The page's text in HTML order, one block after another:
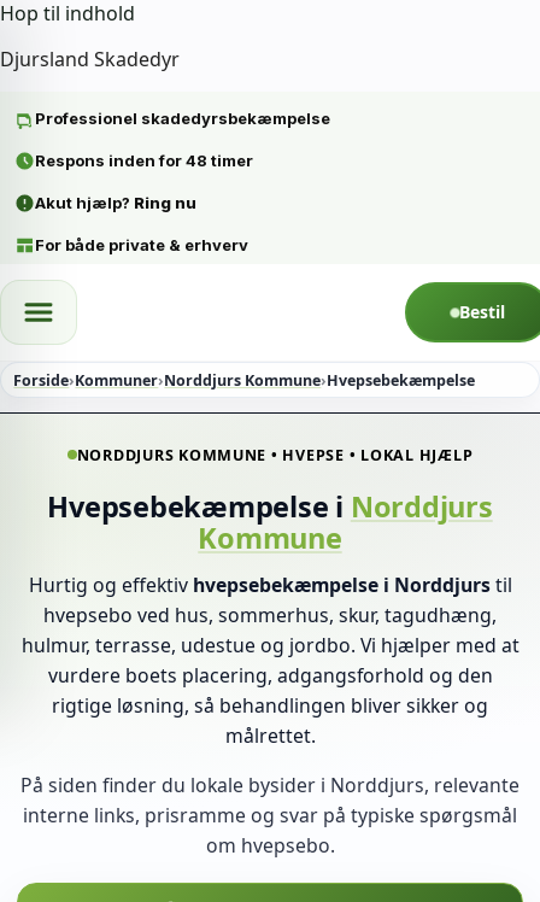
Hop til indhold
Djursland Skadedyr
Professionel skadedyrsbekæmpelse
Respons inden for 48 timer
Akut hjælp? Ring nu
For både private & erhverv
Spring til indhold
Bestil
Forside›Kommuner›Norddjurs Kommune›Hvepsebekæmpelse
NORDDJURS KOMMUNE • HVEPSE • LOKAL HJÆLP
Hvepsebekæmpelse i Norddjurs
Kommune
Hurtig og effektiv hvepsebekæmpelse i Norddjurstil
hvepsebo ved hus, sommerhus, skur, tagudhæng,
hulmur, terrasse, udestue og jordbo. Vi hjælper med at
vurdere boets placering, adgangsforhold og den
rigtige løsning, så behandlingen bliver sikker og
målrettet.
På siden finder du lokale bysider i Norddjurs, relevante
interne links, prisramme og svar på typiske spørgsmål
om hvepsebo.